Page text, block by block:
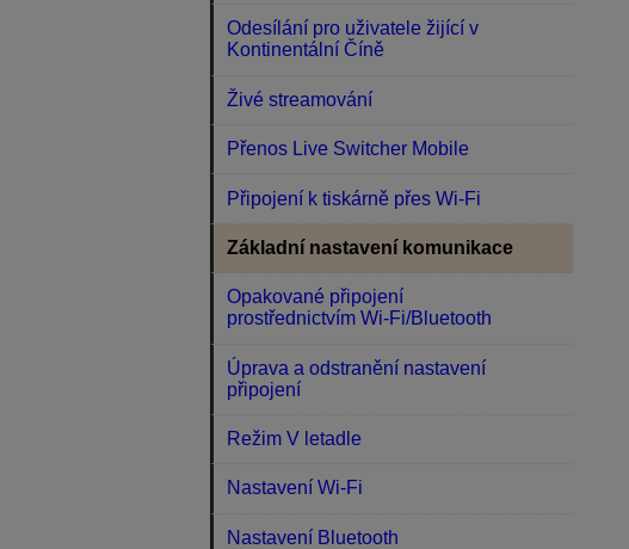
Odesílání pro uživatele žijící v
Kontinentální Číně
Živé streamování
Přenos Live Switcher Mobile
Připojení k tiskárně přes Wi-Fi
Základní nastavení komunikace
Opakované připojení
prostřednictvím Wi-Fi/Bluetooth
Úprava a odstranění nastavení
připojení
Režim V letadle
Nastavení Wi-Fi
Nastavení Bluetooth